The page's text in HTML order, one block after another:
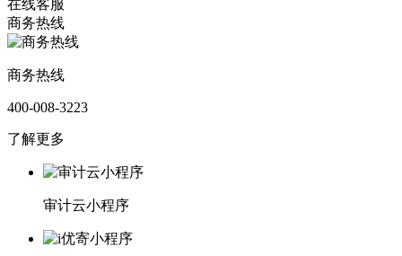
在线客服
商务热线
商务热线
400-008-3223
了解更多
审计云小程序